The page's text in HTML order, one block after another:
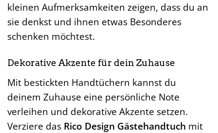
kleinen Aufmerksamkeiten zeigen, dass du an
sie denkst und ihnen etwas Besonderes
schenken möchtest.
Dekorative Akzente für dein Zuhause
Mit bestickten Handtüchern kannst du
deinem Zuhause eine persönliche Note
verleihen und dekorative Akzente setzen.
Verziere das Rico Design Gästehandtuch mit